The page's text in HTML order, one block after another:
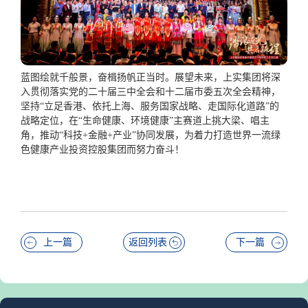
蓝图绘就千般景，奋楫扬帆正当时。展望未来，上实集团将深
入贯彻落实党的二十届三中全会和十二届市委五次全会精神，
坚持“立足香港、依托上海、服务国家战略、走国际化道路”的
战略定位，在“生命健康、环境健康”主赛道上挑大梁、唱主
角，推动“科技+金融+产业”协同发展，为着力打造世界一流绿
色健康产业投资控股集团而努力奋斗！
上一篇 返回列表 下一篇